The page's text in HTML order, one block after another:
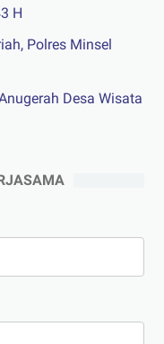
H
Polres Minsel
Desa Wisata